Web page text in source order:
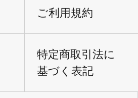
ご利用規約
特定商取引法に
基づく表記